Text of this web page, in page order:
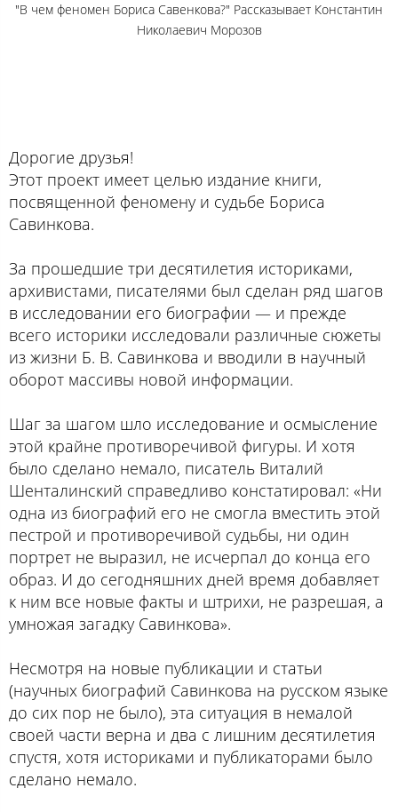
"В чем феномен Бориса Савенкова?" Рассказывает Константин
Николаевич Морозов
Дорогие друзья!
Этот проект имеет целью издание книги,
посвященной феномену и судьбе Бориса
Савинкова.
За прошедшие три десятилетия историками,
архивистами, писателями был сделан ряд шагов
в исследовании его биографии — и прежде
всего историки исследовали различные сюжеты
из жизни Б. В. Савинкова и вводили в научный
оборот массивы новой информации.
Шаг за шагом шло исследование и осмысление
этой крайне противоречивой фигуры. И хотя
было сделано немало, писатель Виталий
Шенталинский справедливо констатировал: «Ни
одна из биографий его не смогла вместить этой
пестрой и противоречивой судьбы, ни один
портрет не выразил, не исчерпал до конца его
образ. И до сегодняшних дней время добавляет
к ним все новые факты и штрихи, не разрешая, а
умножая загадку Савинкова».
Несмотря на новые публикации и статьи
(научных биографий Савинкова на русском языке
до сих пор не было), эта ситуация в немалой
своей части верна и два с лишним десятилетия
спустя, хотя историками и публикаторами было
сделано немало.